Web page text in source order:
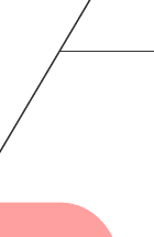
identifizieren
Fassung für
um dieses